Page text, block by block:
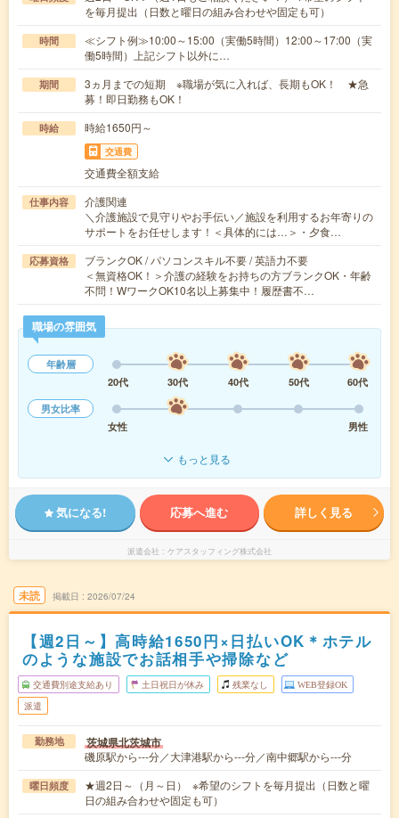
を毎月提出（日数と曜日の組み合わせや固定も可）
時間
≪シフト例≫10:00～15:00（実働5時間）12:00～17:00（実
働5時間）上記シフト以外に…
期間
3ヵ月までの短期 ※職場が気に入れば、長期もOK！ ★急
募！即日勤務もOK！
時給 時給1650円～
交通費
交通費全額支給
仕事内容
介護関連
＼介護施設で見守りやお手伝い／施設を利用するお年寄りの
サポートをお任せします！＜具体的には…＞・夕食…
応募資格
ブランクOK / パソコンスキル不要 / 英語力不要
＜無資格OK！＞介護の経験をお持ちの方ブランクOK・年齢
不問！WワークOK10名以上募集中！履歴書不…
職場の雰囲気
年齢層
20代
30代 40代 50代
60代
男女比率
女性
男性
もっと見る
気になる! 応募へ進む 詳しく見る
派遣会社 ケアスタッフィング株式会社
未読 掲載日 2026/07/24
【週2日～】高時給1650円×日払いOK＊ホテル
のような施設でお話相手や掃除など
交通費別途支給あり 土日祝日が休み 残業なし WEB登録OK
派遣
勤務地 茨城県北茨城市
磯原駅から---分／大津港駅から---分／南中郷駅から---分
曜日頻度
★週2日～（月～日） ※希望のシフトを毎月提出（日数と曜
日の組み合わせや固定も可）